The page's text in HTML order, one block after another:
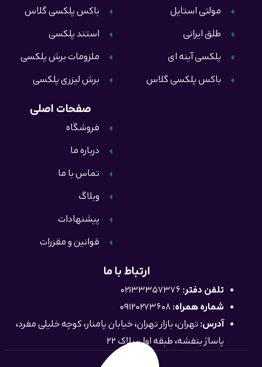
باکس پلکسی گلاس
استند پلکسی
ملزومات برش پلکسی
برش لیزری پلکسی
مولتی استایل
طلق ایرانی
پلکسی آینه ای
باکس پلکسی گلاس
صفحات اصلی
فروشگاه
درباره ما
تماس با ما
وبلاگ
پیشنهادات
قوانین و مقررات
ارتباط با ما
تلفن دفتر: 02133357376
شماره همراه: 09120273608
آدرس: تهران، بازار تهران، خیابان پامنار، کوچه خلیلی مفرد،
پاساژ بنفشه، طبقه اول، پلاک 22